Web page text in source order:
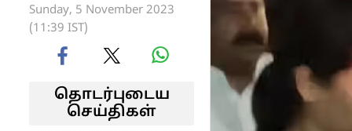
Sunday, 5 November 2023
(11:39 IST)
தொடர்புடைய
செய்திகள்